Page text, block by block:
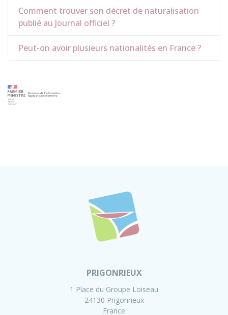
Comment trouver son décret de naturalisation
publié au Journal officiel ?
Peut-on avoir plusieurs nationalités en France ?
PRIGONRIEUX
1 Place du Groupe Loiseau
24130 Prigonrieux
France